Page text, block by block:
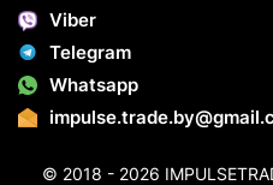
Viber
Telegram
Whatsapp
© 2018 - 2026